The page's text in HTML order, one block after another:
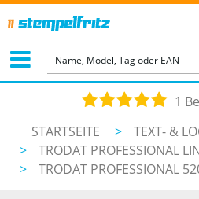
1
STARTSEITE
>
TEXT- &
>
TRODAT PROFESSIONAL
>
TRODAT PROFESSIONAL